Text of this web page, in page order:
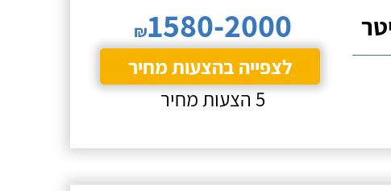
₪1580-2000
לצפייה בהצעות מחיר
5 הצעות מחיר